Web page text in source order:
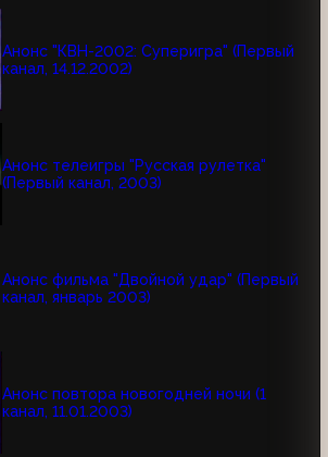
Анонс "КВН-2002: Суперигра" (Первый
канал, 14.12.2002)
Анонс телеигры "Русская рулетка"
(Первый канал, 2003)
Анонс фильма "Двойной удар" (Первый
канал, январь 2003)
Анонс повтора новогодней ночи (1
канал, 11.01.2003)